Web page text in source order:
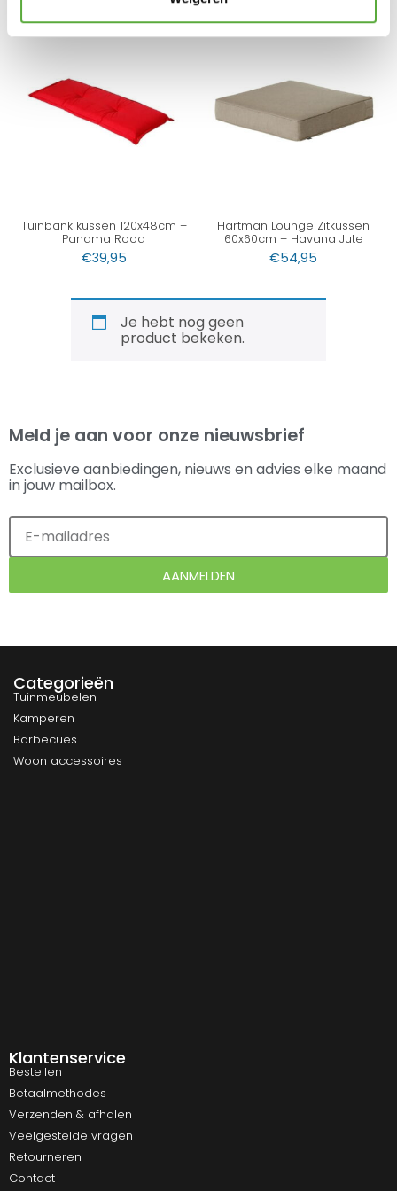
Tuinbank kussen 120x48cm –
Panama Rood
€39,95
Hartman Lounge Zitkussen
60x60cm – Havana Jute
€54,95
Je hebt nog geen
product bekeken.
Meld je aan voor onze nieuwsbrief
Exclusieve aanbiedingen, nieuws en advies elke maand
in jouw mailbox.
AANMELDEN
Categorieën
Tuinmeubelen
Kamperen
Barbecues
Woon accessoires
Klantenservice
Bestellen
Betaalmethodes
Verzenden & afhalen
Veelgestelde vragen
Retourneren
Contact